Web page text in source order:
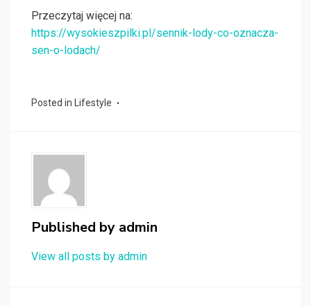
Przeczytaj więcej na:
https://wysokieszpilki.pl/sennik-lody-co-oznacza-
sen-o-lodach/
Posted in Lifestyle
Published by admin
View all posts by admin